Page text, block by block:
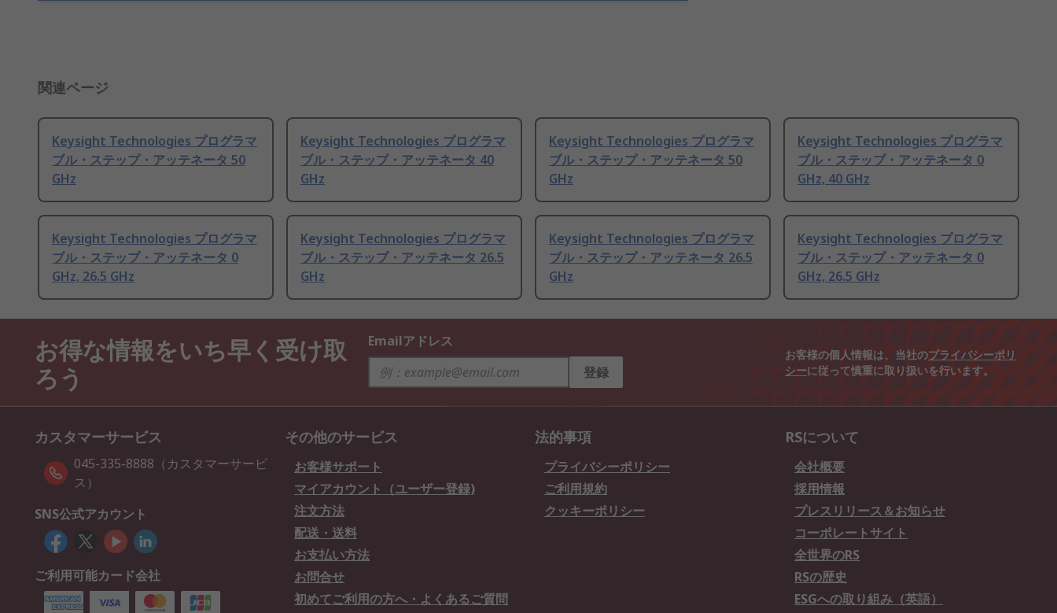
関連ページ
Keysight Technologies プログラマ
ブル・ステップ・アッテネータ 50
GHz
Keysight Technologies プログラマ
ブル・ステップ・アッテネータ 40
GHz
Keysight Technologies プログラマ
ブル・ステップ・アッテネータ 50
GHz
Keysight Technologies プログラマ
ブル・ステップ・アッテネータ 0
GHz, 40 GHz
Keysight Technologies プログラマ
ブル・ステップ・アッテネータ 0
GHz, 26.5 GHz
Keysight Technologies プログラマ
ブル・ステップ・アッテネータ 26.5
GHz
Keysight Technologies プログラマ
ブル・ステップ・アッテネータ 26.5
GHz
Keysight Technologies プログラマ
ブル・ステップ・アッテネータ 0
GHz, 26.5 GHz
お得な情報をいち早く受け取
ろう
Emailアドレス
登録
お客様の個人情報は、当社のプライバシーポリ
シーに従って慎重に取り扱いを行います。
カスタマーサービス
045-335-8888（カスタマーサービ
ス）
SNS公式アカウント
ご利用可能カード会社
その他のサービス
お客様サポート
マイアカウント（ユーザー登録)
注文方法
配送・送料
お支払い方法
お問合せ
初めてご利用の方へ・よくあるご質問
法的事項
プライバシーポリシー
ご利用規約
クッキーポリシー
RSについて
会社概要
採用情報
プレスリリース＆お知らせ
コーポレートサイト
全世界のRS
RSの歴史
ESGへの取り組み（英語）